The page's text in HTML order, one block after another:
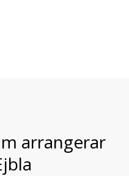
arrangerar